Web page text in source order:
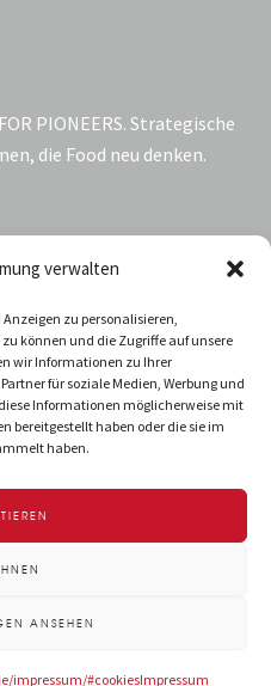
verwalten
zu personalisieren,
können und die Zugriffe auf unsere
wir Informationen zu Ihrer
für soziale Medien, Werbung und
Informationen möglicherweise mit
bereitgestellt haben oder die sie im
haben.
ANSEHEN
impressum/#cookiesImpressum
PIONEERS. Strategische
die Food neu denken.